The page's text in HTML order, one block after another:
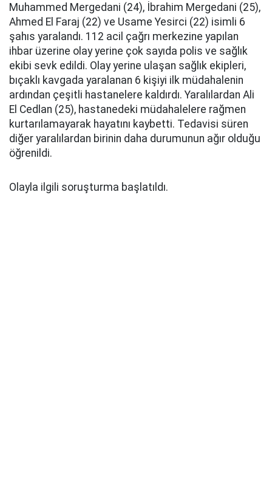
Muhammed Mergedani (24), İbrahim Mergedani (25),
Ahmed El Faraj (22) ve Usame Yesirci (22) isimli 6
şahıs yaralandı. 112 acil çağrı merkezine yapılan
ihbar üzerine olay yerine çok sayıda polis ve sağlık
ekibi sevk edildi. Olay yerine ulaşan sağlık ekipleri,
bıçaklı kavgada yaralanan 6 kişiyi ilk müdahalenin
ardından çeşitli hastanelere kaldırdı. Yaralılardan Ali
El Cedlan (25), hastanedeki müdahalelere rağmen
kurtarılamayarak hayatını kaybetti. Tedavisi süren
diğer yaralılardan birinin daha durumunun ağır olduğu
öğrenildi.
Olayla ilgili soruşturma başlatıldı.